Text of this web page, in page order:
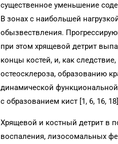
существенное уменьшение
В зонах с наибольшей
обызвествления.
при этом хрящевой детрит
концы костей, и, как
остеосклероза, образованию
динамической
с образованием кист [1, 6, 16,
Хрящевой и костный детрит в
воспаления, лизосомальных